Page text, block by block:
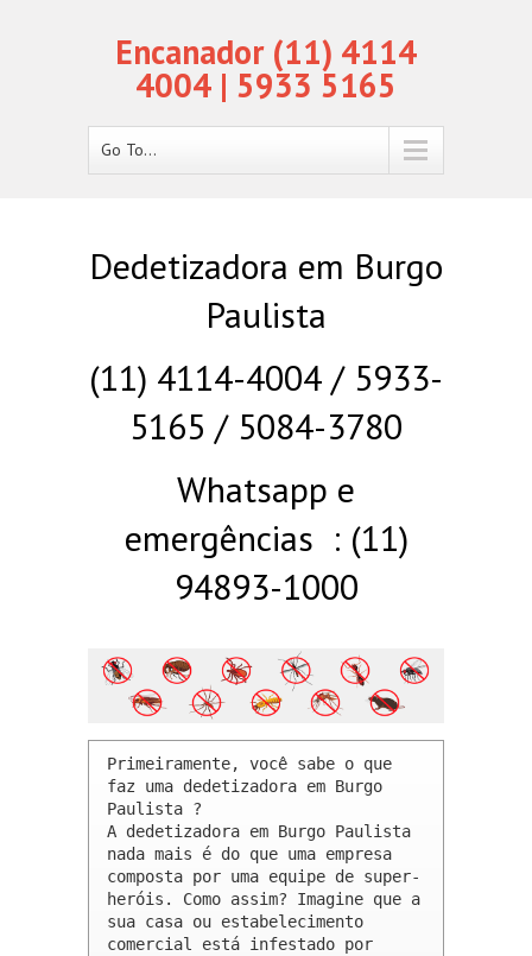
Encanador (11) 4114
4004 | 5933 5165
Go To...
Dedetizadora em Burgo
Paulista
(11) 4114-4004 / 5933-
5165 / 5084-3780
Whatsapp e
emergências : (11)
94893-1000
Primeiramente, você sabe o que
faz uma dedetizadora em Burgo
Paulista ?
A dedetizadora em Burgo Paulista
nada mais é do que uma empresa
composta por uma equipe de super-
heróis. Como assim? Imagine que a
sua casa ou estabelecimento
comercial está infestado por